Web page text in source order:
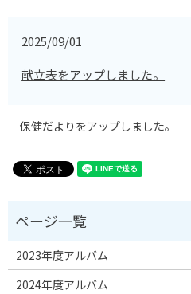
2025/09/01
献立表をアップしました。
保健だよりをアップしました。
2023年度アルバム
2024年度アルバム